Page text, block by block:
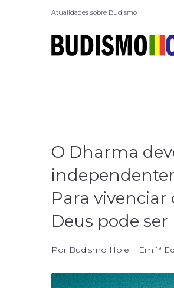
Atualidades sobre Budismo
O Dharma
Para
Deus pode
Por Budismo Hoje Em1ª